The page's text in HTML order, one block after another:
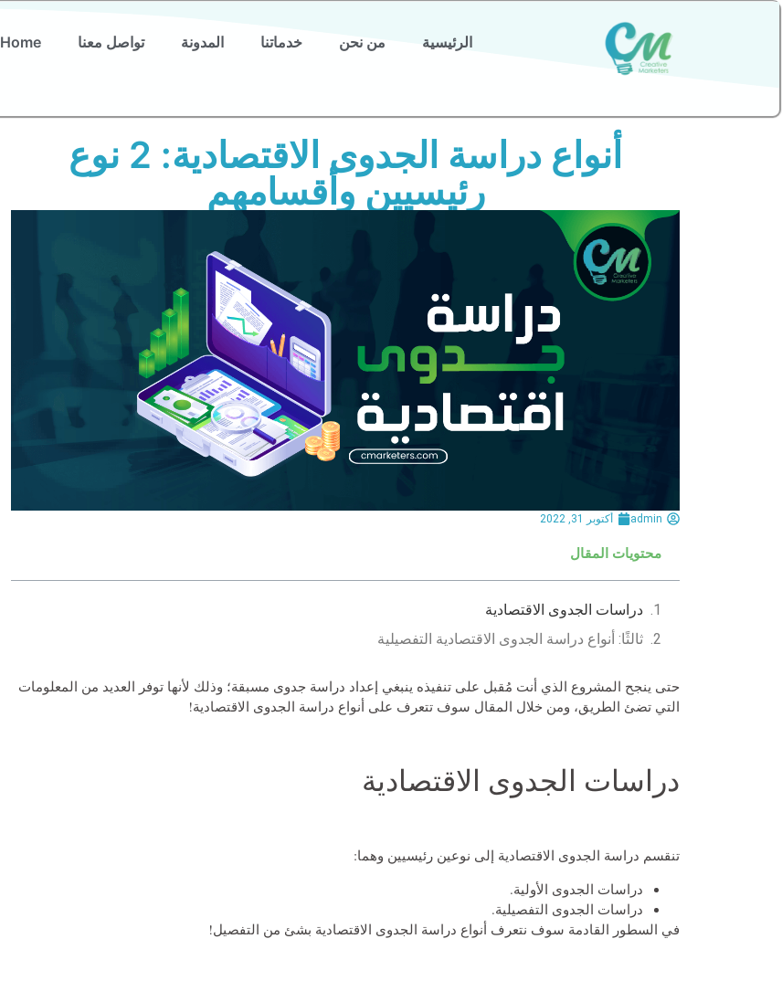
الرئيسية من نحن خدماتنا المدونة تواصل معنا Home
أنواع دراسة الجدوى الاقتصادية: 2 نوع
رئيسيين وأقسامهم
admin أكتوبر 31, 2022
محتويات المقال
دراسات الجدوى الاقتصادية
ثالثًا: أنواع دراسة الجدوى الاقتصادية التفصيلية
حتى ينجح المشروع الذي أنت مُقبل على تنفيذه ينبغي إعداد دراسة جدوى مسبقة؛ وذلك لأنها توفر العديد من المعلومات
التي تضئ الطريق، ومن خلال المقال سوف تتعرف على أنواع دراسة الجدوى الاقتصادية!
دراسات الجدوى الاقتصادية
تنقسم دراسة الجدوى الاقتصادية إلى نوعين رئيسيين وهما:
دراسات الجدوى الأولية.
دراسات الجدوى التفصيلية.
في السطور القادمة سوف نتعرف أنواع دراسة الجدوى الاقتصادية بشئ من التفصيل!